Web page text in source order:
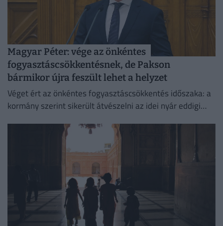
Magyar Péter: vége az önkéntes
fogyasztáscsökkentésnek, de Pakson
bármikor újra feszült lehet a helyzet
Véget ért az önkéntes fogyasztáscsökkentés időszaka: a
kormány szerint sikerült átvészelni az idei nyár eddigi